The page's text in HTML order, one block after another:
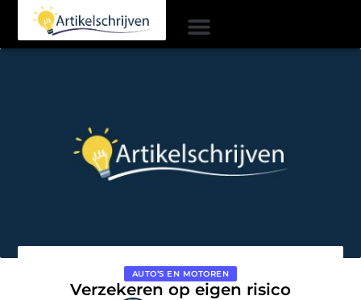
AUTO’S EN MOTOREN
Verzekeren op eigen risico